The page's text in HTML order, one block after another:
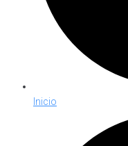
Inicio